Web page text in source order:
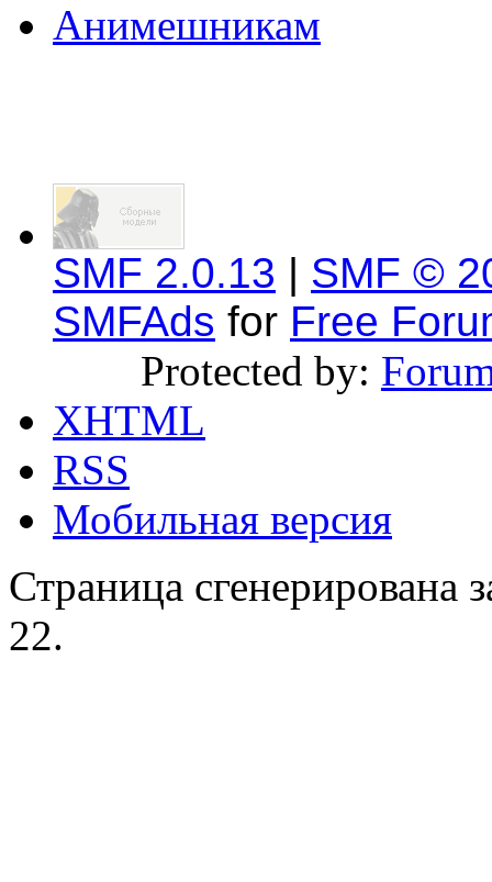
Анимешникам
SMF 2.0.13 | SMF ©
SMFAds for Free
Protected by:
XHTML
RSS
Мобильная версия
Страница сгенерирована
22.